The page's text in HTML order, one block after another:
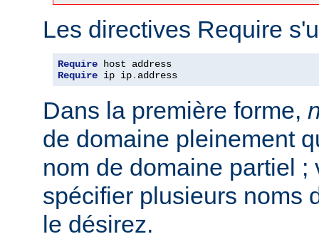
Les directives Require
Require
Require ip ip. address
Dans la première forme,
de domaine pleinement
nom de domaine partiel ;
spécifier plusieurs noms
le désirez.